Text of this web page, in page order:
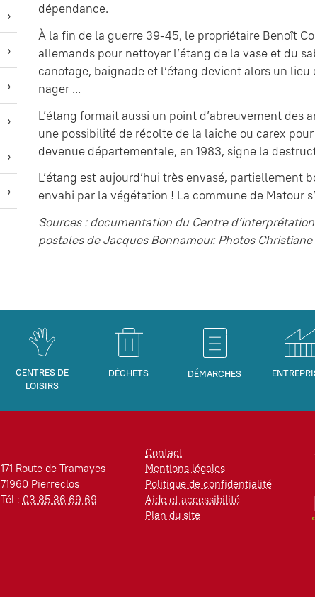
dépendance.
À la fin de la guerre 39-45, le propriétaire Benoît
allemands pour nettoyer l’étang de la vase et du
canotage, baignade et l’étang devient alors un
nager ...
L’étang formait aussi un point d’abreuvement
une possibilité de récolte de la laiche ou carex
devenue départementale, en 1983, signe la
L’étang est aujourd’hui très envasé, partiellement
envahi par la végétation ! La commune de Matour
Sources : documentation du Centre
postales de Jacques Bonnamour. Photos
CENTRES DE
LOISIRS
DÉCHETS DÉMARCHES
171 Route de Tramayes
71960 Pierreclos
Tél : 03 85 36 69 69
Contact
Mentions légales
Politique de confidentialité
Aide et accessibilité
Plan du site